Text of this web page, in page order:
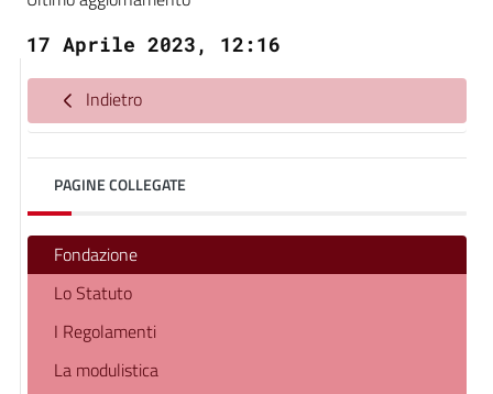
17 Aprile 2023, 12:16
Indietro
PAGINE COLLEGATE
Fondazione
Lo Statuto
I Regolamenti
La modulistica